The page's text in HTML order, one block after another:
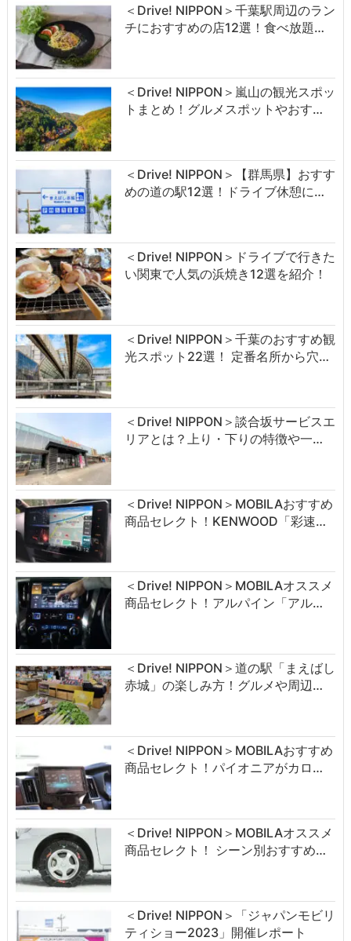
＜Drive! NIPPON＞千葉駅周辺のラン
チにおすすめの店12選！食べ放題…
＜Drive! NIPPON＞嵐山の観光スポッ
トまとめ！グルメスポットやおす…
＜Drive! NIPPON＞【群馬県】おすす
めの道の駅12選！ドライブ休憩に…
＜Drive! NIPPON＞ドライブで行きた
い関東で人気の浜焼き12選を紹介！
＜Drive! NIPPON＞千葉のおすすめ観
光スポット22選！ 定番名所から穴…
＜Drive! NIPPON＞談合坂サービスエ
リアとは？上り・下りの特徴や一…
＜Drive! NIPPON＞MOBILAおすすめ
商品セレクト！KENWOOD「彩速…
＜Drive! NIPPON＞MOBILAオススメ
商品セレクト！アルパイン「アル…
＜Drive! NIPPON＞道の駅「まえばし
赤城」の楽しみ方！グルメや周辺…
＜Drive! NIPPON＞MOBILAおすすめ
商品セレクト！パイオニアがカロ…
＜Drive! NIPPON＞MOBILAオススメ
商品セレクト！ シーン別おすすめ…
＜Drive! NIPPON＞「ジャパンモビリ
ティショー2023」開催レポート